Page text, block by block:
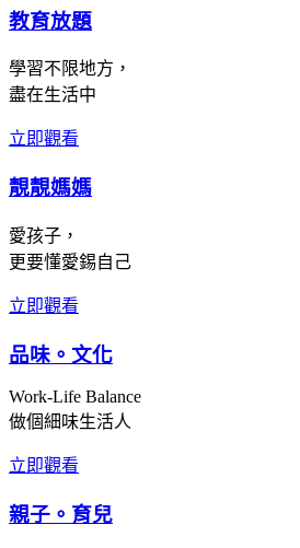
教育放題
學習不限地方，
盡在生活中
立即觀看
靚靚媽媽
愛孩子，
更要懂愛錫自己
立即觀看
品味。文化
Work-Life Balance
做個細味生活人
立即觀看
親子。育兒